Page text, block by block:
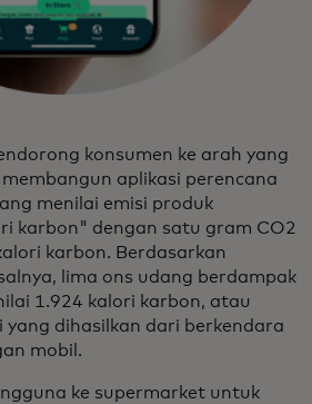
konsumen ke arah yang
aplikasi perencana
menilai emisi produk
karbon" dengan satu gram CO2
karbon. Berdasarkan
lima ons udang berdampak
1.924 kalori karbon, atau
yang dihasilkan dari berkendara
mobil.
ke supermarket untuk